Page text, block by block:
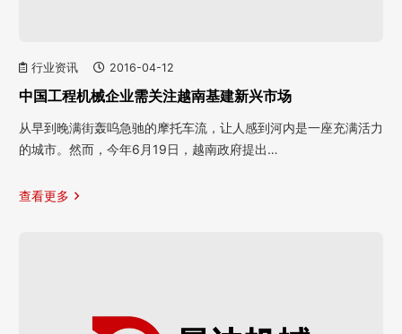
行业资讯 2016-04-12
中国工程机械企业需关注越南基建新兴市场
从早到晚满街轰呜急驰的摩托车流，让人感到河内是一座充满活力
的城市。然而，今年6月19日，越南政府提出…
查看更多